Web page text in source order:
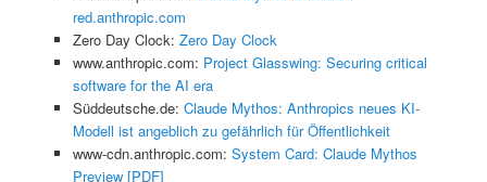
red.anthropic.com
Zero Day Clock: Zero Day Clock
www.anthropic.com: Project Glasswing: Securing critical
software for the AI era
Süddeutsche.de: Claude Mythos: Anthropics neues KI-
Modell ist angeblich zu gefährlich für Öffentlichkeit
www-cdn.anthropic.com: System Card: Claude Mythos
Preview [PDF]